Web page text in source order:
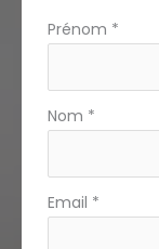
Formulaire
avec
téléphone
Prénom *
Nom *
Email *